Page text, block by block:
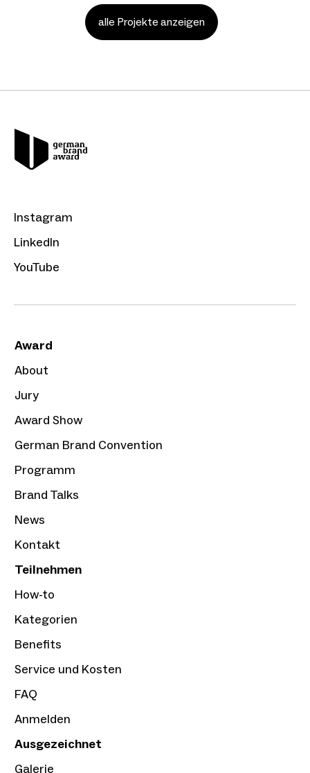
alle Projekte anzeigen
Instagram
LinkedIn
YouTube
Award
About
Jury
Award Show
German Brand Convention
Programm
Brand Talks
News
Kontakt
Teilnehmen
How-to
Kategorien
Benefits
Service und Kosten
FAQ
Anmelden
Ausgezeichnet
Galerie